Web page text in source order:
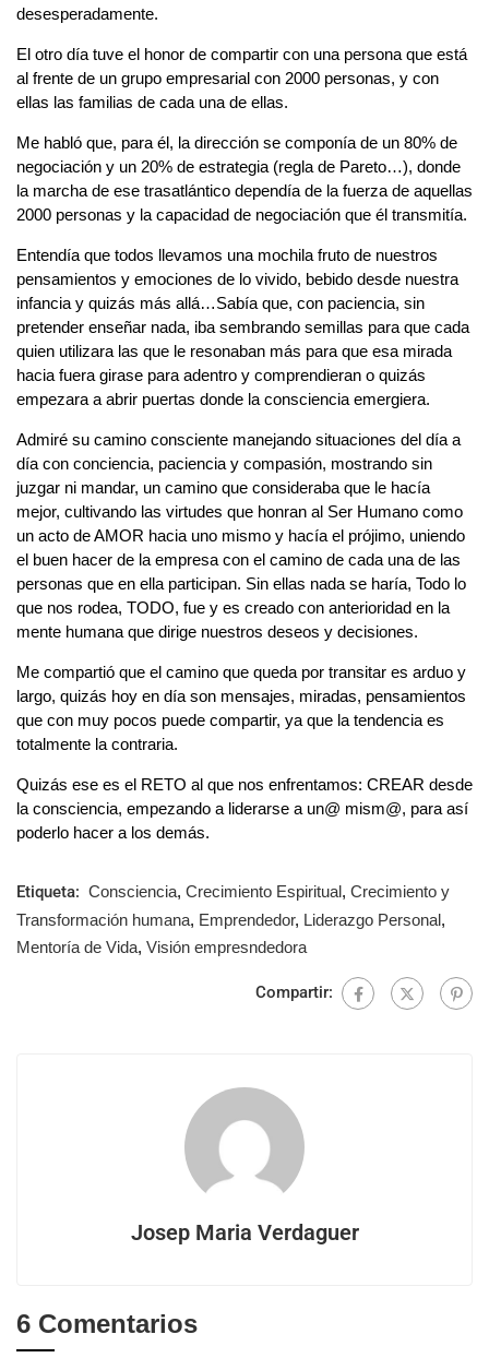
desesperadamente.
El otro día tuve el honor de compartir con una persona que está
al frente de un grupo empresarial con 2000 personas, y con
ellas las familias de cada una de ellas.
Me habló que, para él, la dirección se componía de un 80% de
negociación y un 20% de estrategia (regla de Pareto…), donde
la marcha de ese trasatlántico dependía de la fuerza de aquellas
2000 personas y la capacidad de negociación que él transmitía.
Entendía que todos llevamos una mochila fruto de nuestros
pensamientos y emociones de lo vivido, bebido desde nuestra
infancia y quizás más allá…Sabía que, con paciencia, sin
pretender enseñar nada, iba sembrando semillas para que cada
quien utilizara las que le resonaban más para que esa mirada
hacia fuera girase para adentro y comprendieran o quizás
empezara a abrir puertas donde la consciencia emergiera.
Admiré su camino consciente manejando situaciones del día a
día con conciencia, paciencia y compasión, mostrando sin
juzgar ni mandar, un camino que consideraba que le hacía
mejor, cultivando las virtudes que honran al Ser Humano como
un acto de AMOR hacia uno mismo y hacía el prójimo, uniendo
el buen hacer de la empresa con el camino de cada una de las
personas que en ella participan. Sin ellas nada se haría, Todo lo
que nos rodea, TODO, fue y es creado con anterioridad en la
mente humana que dirige nuestros deseos y decisiones.
Me compartió que el camino que queda por transitar es arduo y
largo, quizás hoy en día son mensajes, miradas, pensamientos
que con muy pocos puede compartir, ya que la tendencia es
totalmente la contraria.
Quizás ese es el RETO al que nos enfrentamos: CREAR desde
la consciencia, empezando a liderarse a un@ mism@, para así
poderlo hacer a los demás.
Etiqueta: Consciencia, Crecimiento Espiritual, Crecimiento y
Transformación humana, Emprendedor, Liderazgo Personal,
Mentoría de Vida, Visión empresndedora
Compartir:
Josep Maria Verdaguer
6 Comentarios